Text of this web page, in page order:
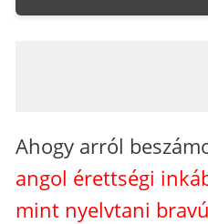
Ahogy arról
angol érettségi
mint nyelvtani